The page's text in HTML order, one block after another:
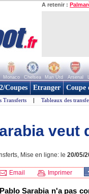
A retenir :
Monaco Chelsea Man Utd Arsenal
Coupes Etranger Coupe
Transferts | Tableaux des
veut
Mise en ligne: le 20/05/
Email Imprimer
Sarabia n'a pas